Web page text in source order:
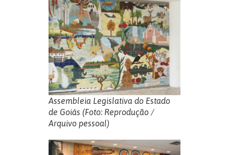
Assembleia Legislativa do Estado
de Goiás (Foto: Reprodução /
Arquivo pessoal)